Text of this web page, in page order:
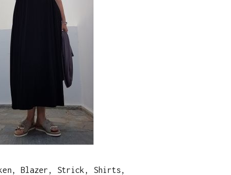
Blazer, Strick, Shirts,